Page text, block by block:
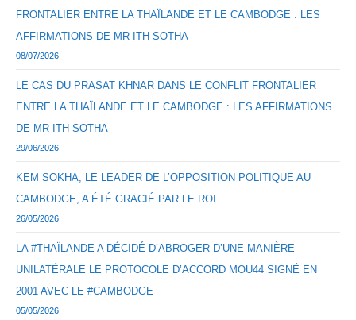
FRONTALIER ENTRE LA THAÏLANDE ET LE CAMBODGE : LES
AFFIRMATIONS DE MR ITH SOTHA
08/07/2026
LE CAS DU PRASAT KHNAR DANS LE CONFLIT FRONTALIER
ENTRE LA THAÏLANDE ET LE CAMBODGE : LES AFFIRMATIONS
DE MR ITH SOTHA
29/06/2026
KEM SOKHA, LE LEADER DE L’OPPOSITION POLITIQUE AU
CAMBODGE, A ÉTÉ GRACIÉ PAR LE ROI
26/05/2026
LA #THAÏLANDE A DÉCIDÉ D’ABROGER D’UNE MANIÈRE
UNILATÉRALE LE PROTOCOLE D’ACCORD MOU44 SIGNÉ EN
2001 AVEC LE #CAMBODGE
05/05/2026